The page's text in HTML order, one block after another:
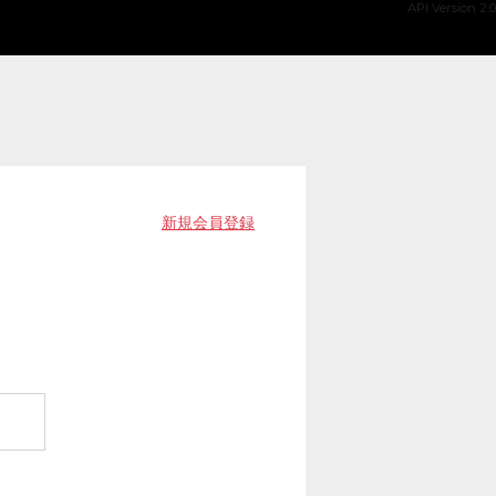
API Version 2.0
新規会員登録